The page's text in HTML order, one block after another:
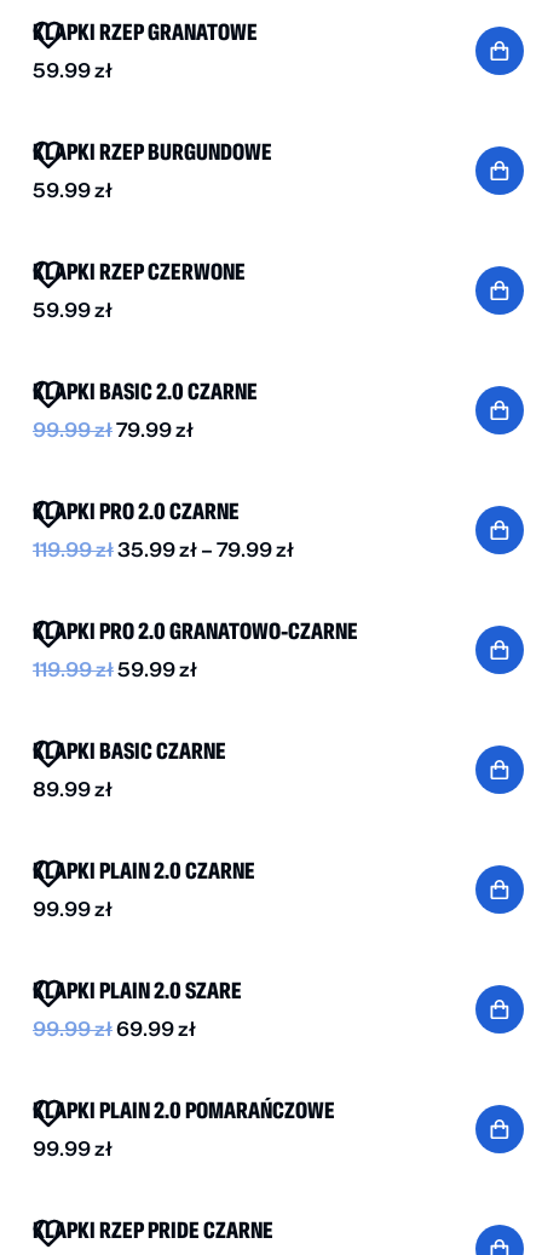
KLAPKI RZEP GRANATOWE
59.99zł
KLAPKI RZEP BURGUNDOWE
59.99zł
KLAPKI RZEP CZERWONE
59.99zł
KLAPKI BASIC 2.0 CZARNE
99.99zł79.99zł
KLAPKI PRO 2.0 CZARNE
119.99zł35.99zł – 79.99zł
KLAPKI PRO 2.0 GRANATOWO-CZARNE
119.99zł59.99zł
KLAPKI BASIC CZARNE
89.99zł
KLAPKI PLAIN 2.0 CZARNE
99.99zł
KLAPKI PLAIN 2.0 SZARE
99.99zł69.99zł
KLAPKI PLAIN 2.0 POMARAŃCZOWE
99.99zł
KLAPKI RZEP PRIDE CZARNE